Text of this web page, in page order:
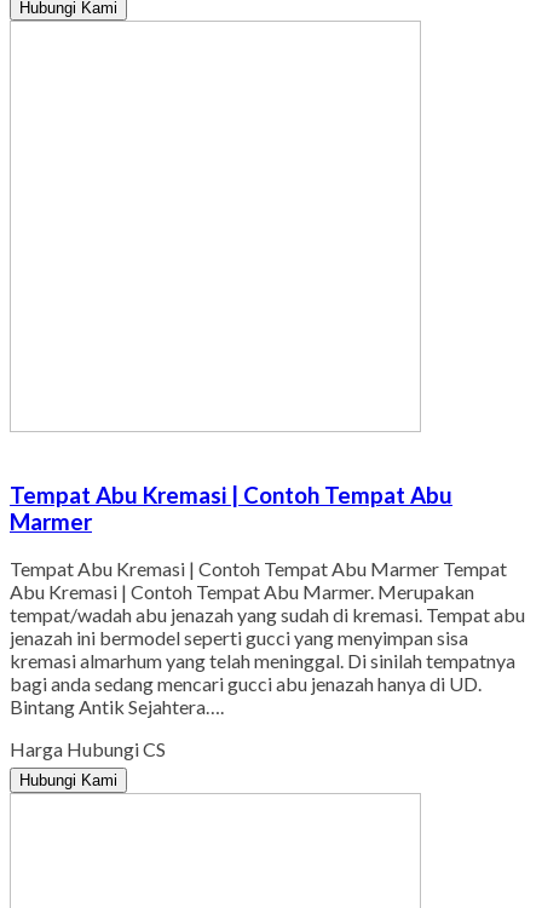
Hubungi Kami
Tempat Abu Kremasi | Contoh Tempat Abu
Marmer
Tempat Abu Kremasi | Contoh Tempat Abu Marmer Tempat
Abu Kremasi | Contoh Tempat Abu Marmer. Merupakan
tempat/wadah abu jenazah yang sudah di kremasi. Tempat abu
jenazah ini bermodel seperti gucci yang menyimpan sisa
kremasi almarhum yang telah meninggal. Di sinilah tempatnya
bagi anda sedang mencari gucci abu jenazah hanya di UD.
Bintang Antik Sejahtera….
Harga Hubungi CS
Hubungi Kami